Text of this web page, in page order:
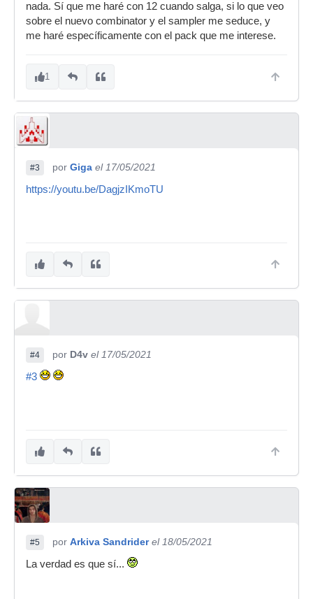
nada. Sí que me haré con 12 cuando salga, si lo que veo
sobre el nuevo combinator y el sampler me seduce, y
me haré específicamente con el pack que me interese.
1
#3 por Giga el 17/05/2021
https://youtu.be/DagjzIKmoTU
#4 por D4v el 17/05/2021
#3
#5 por Arkiva Sandrider el 18/05/2021
La verdad es que sí...